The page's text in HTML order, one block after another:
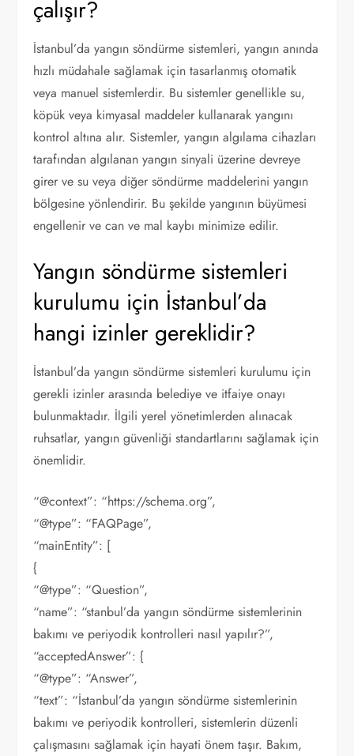
çalışır?
İstanbul’da yangın söndürme sistemleri, yangın anında
hızlı müdahale sağlamak için tasarlanmış otomatik
veya manuel sistemlerdir. Bu sistemler genellikle su,
köpük veya kimyasal maddeler kullanarak yangını
kontrol altına alır. Sistemler, yangın algılama cihazları
tarafından algılanan yangın sinyali üzerine devreye
girer ve su veya diğer söndürme maddelerini yangın
bölgesine yönlendirir. Bu şekilde yangının büyümesi
engellenir ve can ve mal kaybı minimize edilir.
Yangın söndürme sistemleri
kurulumu için İstanbul’da
hangi izinler gereklidir?
İstanbul’da yangın söndürme sistemleri kurulumu için
gerekli izinler arasında belediye ve itfaiye onayı
bulunmaktadır. İlgili yerel yönetimlerden alınacak
ruhsatlar, yangın güvenliği standartlarını sağlamak için
önemlidir.
“@context”: “https://schema.org”,
“@type”: “FAQPage”,
“mainEntity”: [
{
“@type”: “Question”,
“name”: “stanbul’da yangın söndürme sistemlerinin
bakımı ve periyodik kontrolleri nasıl yapılır?”,
“acceptedAnswer”: {
“@type”: “Answer”,
“text”: “İstanbul’da yangın söndürme sistemlerinin
bakımı ve periyodik kontrolleri, sistemlerin düzenli
çalışmasını sağlamak için hayati önem taşır. Bakım,